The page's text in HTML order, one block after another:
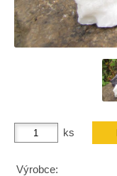
ks
Výrobce: